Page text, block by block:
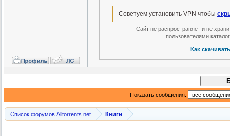
Советуем установить VPN чтобы
Сайт не распространяет и не
пользователями
Как
Показать сообщения:
Список форумов Alltorrents.net Книги